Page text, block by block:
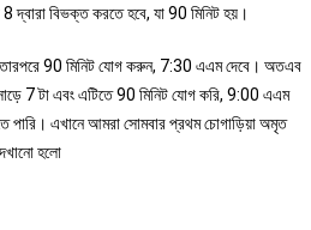
দ্বারা বিভক্ত করতে হবে, যা 90 মিনিট হয়।
তারপরে 90 মিনিট যোগ করুন, 7:30 এএম দেবে। অতএব
7 টা এবং এটিতে 90 মিনিট যোগ করি, 9:00 এএম
এখানে আমরা সোমবার প্রথম চোগাড়িয়া অমৃত
হলো